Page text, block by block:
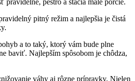
pravidelne, pestro a stačia malé porcie.
pitný režim a najlepšia je čistá
a to taký, ktorý vám bude plne
baviť. Najlepším spôsobom je chôdza,
váhy aj rôzne prípravky. Nielen